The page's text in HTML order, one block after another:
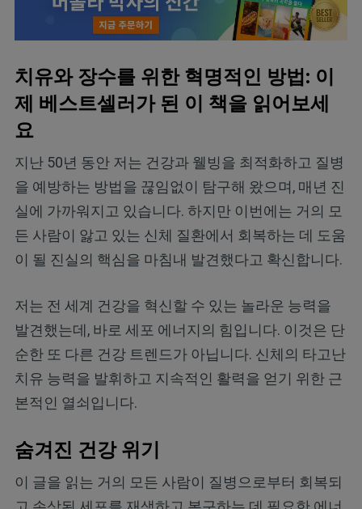
치유와 장수를 위한 혁명적인 방법: 이
제 베스트셀러가 된 이 책을 읽어보세
요
지난 50년 동안 저는 건강과 웰빙을 최적화하고 질병
을 예방하는 방법을 끊임없이 탐구해 왔으며, 매년 진
실에 가까워지고 있습니다. 하지만 이번에는 거의 모
든 사람이 앓고 있는 신체 질환에서 회복하는 데 도움
이 될 진실의 핵심을 마침내 발견했다고 확신합니다.
저는 전 세계 건강을 혁신할 수 있는 놀라운 능력을
발견했는데, 바로 세포 에너지의 힘입니다. 이것은 단
순한 또 다른 건강 트렌드가 아닙니다. 신체의 타고난
치유 능력을 발휘하고 지속적인 활력을 얻기 위한 근
본적인 열쇠입니다.
숨겨진 건강 위기
이 글을 읽는 거의 모든 사람이 질병으로부터 회복되